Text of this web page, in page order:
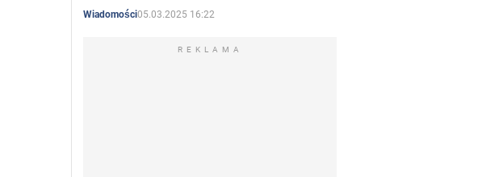
Wiadomości05.03.2025 16:22
REKLAMA